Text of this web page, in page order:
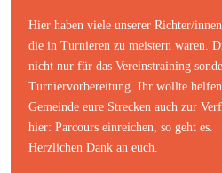
Hier haben viele unserer Richter/
die in Turnieren zu meistern waren.
nicht nur für das Vereinstraining
Turniervorbereitung. Ihr wollte
Gemeinde eure Strecken auch zur
hier: Parcours einreichen, so geht es.
Herzlichen Dank an euch.